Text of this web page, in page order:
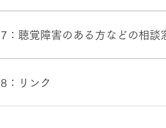
の消毒等の適切な措置を実施し、院
多数発生してくるであろう 新型コロ
7：聴覚障害のある方などの相談
2020@mhlw.go.jp
8：リンク